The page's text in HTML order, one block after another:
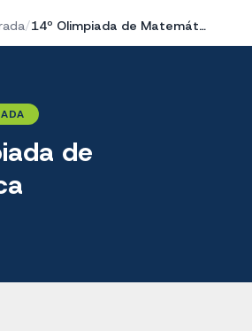
/ 14º Olimpiada de Matemática
de